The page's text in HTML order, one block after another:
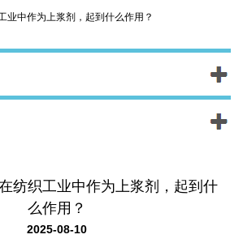
业中作为上浆剂，起到什么作用？
纺织工业中作为上浆剂，起到什
么作用？
2025-08-10